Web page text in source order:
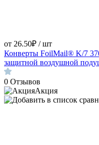
от 26.50₽ / шт
Конверты FoilMail® K/7
защитной воздушной
0 Отзывов
Акция